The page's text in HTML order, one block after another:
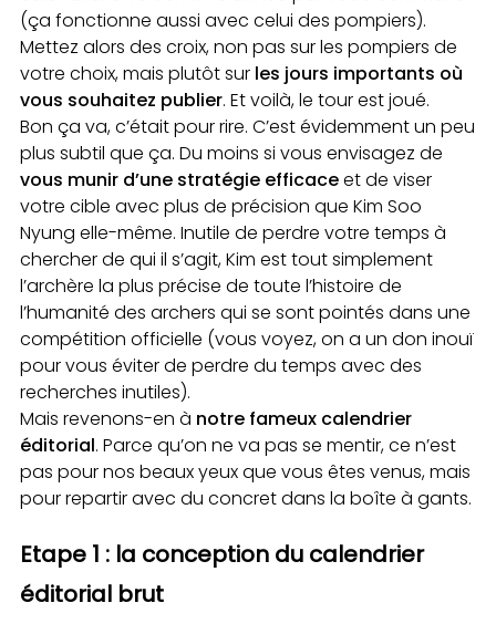
(ça fonctionne aussi avec celui des pompiers).
Mettez alors des croix, non pas sur les pompiers de
votre choix, mais plutôt sur les jours importants où
vous souhaitez publier. Et voilà, le tour est joué.
Bon ça va, c’était pour rire. C’est évidemment un peu
plus subtil que ça. Du moins si vous envisagez de
vous munir d’une stratégie efficaceet de viser
votre cible avec plus de précision que Kim Soo
Nyung elle-même. Inutile de perdre votre temps à
chercher de qui il s’agit, Kim est tout simplement
l’archère la plus précise de toute l’histoire de
l’humanité des archers qui se sont pointés dans une
compétition officielle (vous voyez, on a un don inouï
pour vous éviter de perdre du temps avec des
recherches inutiles).
Mais revenons-en à notre fameux calendrier
éditorial. Parce qu’on ne va pas se mentir, ce n’est
pas pour nos beaux yeux que vous êtes venus, mais
pour repartir avec du concret dans la boîte à gants.
Etape 1 : la conception du calendrier
éditorial brut